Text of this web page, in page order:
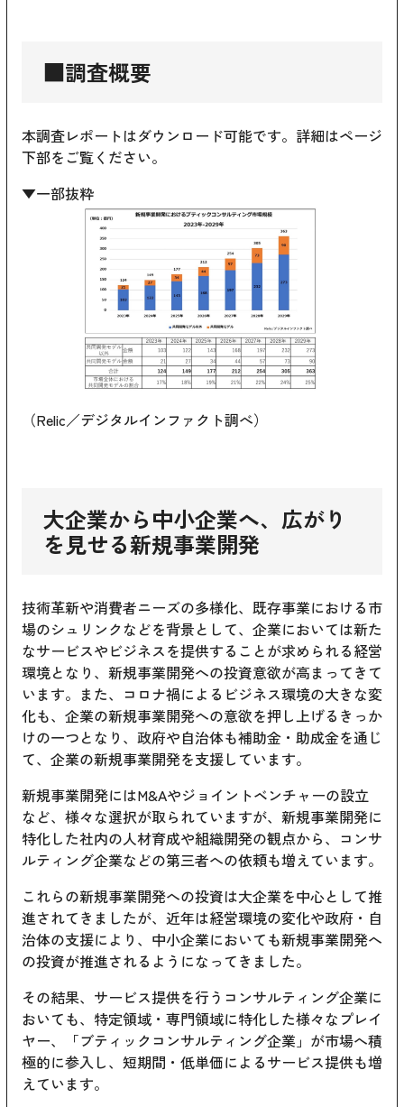
■調査概要
本調査レポートはダウンロード可能です。詳細はページ
下部をご覧ください。
▼一部抜粋
（Relic／デジタルインファクト調べ）
大企業から中小企業へ、広がり
を見せる新規事業開発
技術革新や消費者ニーズの多様化、既存事業における市
場のシュリンクなどを背景として、企業においては新た
なサービスやビジネスを提供することが求められる経営
環境となり、新規事業開発への投資意欲が高まってきて
います。また、コロナ禍によるビジネス環境の大きな変
化も、企業の新規事業開発への意欲を押し上げるきっか
けの一つとなり、政府や自治体も補助金・助成金を通じ
て、企業の新規事業開発を支援しています。
新規事業開発にはM&Aやジョイントベンチャーの設立
など、様々な選択が取られていますが、新規事業開発に
特化した社内の人材育成や組織開発の観点から、コンサ
ルティング企業などの第三者への依頼も増えています。
これらの新規事業開発への投資は大企業を中心として推
進されてきましたが、近年は経営環境の変化や政府・自
治体の支援により、中小企業においても新規事業開発へ
の投資が推進されるようになってきました。
その結果、サービス提供を行うコンサルティング企業に
おいても、特定領域・専門領域に特化した様々なプレイ
ヤー、「ブティックコンサルティング企業」が市場へ積
極的に参入し、短期間・低単価によるサービス提供も増
えています。